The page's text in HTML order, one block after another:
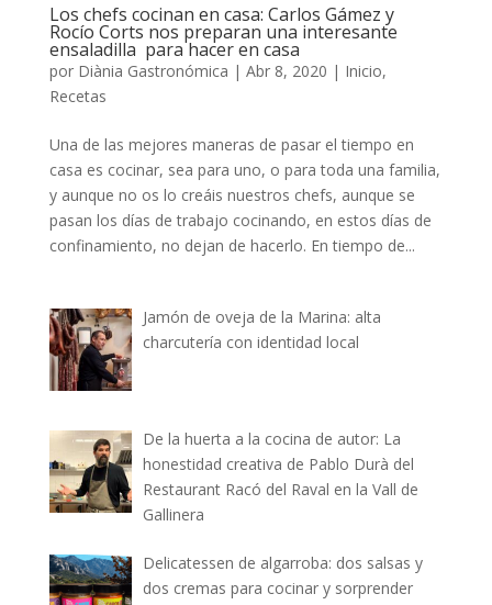
Los chefs cocinan en casa: Carlos Gámez y
Rocío Corts nos preparan una interesante
ensaladilla para hacer en casa
por Diània Gastronómica | Abr 8, 2020 | Inicio,
Recetas
Una de las mejores maneras de pasar el tiempo en
casa es cocinar, sea para uno, o para toda una familia,
y aunque no os lo creáis nuestros chefs, aunque se
pasan los días de trabajo cocinando, en estos días de
confinamiento, no dejan de hacerlo. En tiempo de...
Jamón de oveja de la Marina: alta
charcutería con identidad local
De la huerta a la cocina de autor: La
honestidad creativa de Pablo Durà del
Restaurant Racó del Raval en la Vall de
Gallinera
Delicatessen de algarroba: dos salsas y
dos cremas para cocinar y sorprender